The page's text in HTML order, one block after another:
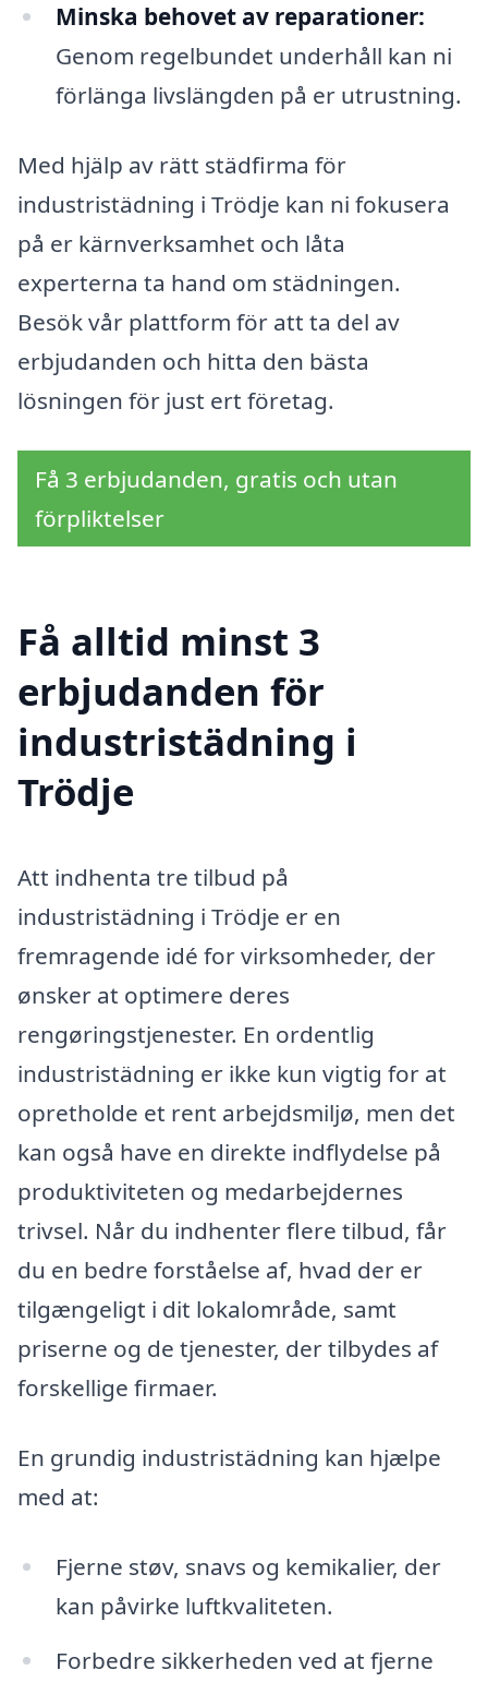
Minska behovet av reparationer:
Genom regelbundet underhåll kan ni
förlänga livslängden på er utrustning.
Med hjälp av rätt städfirma för
industristädning i Trödje kan ni fokusera
på er kärnverksamhet och låta
experterna ta hand om städningen.
Besök vår plattform för att ta del av
erbjudanden och hitta den bästa
lösningen för just ert företag.
Få 3 erbjudanden, gratis och utan
förpliktelser
Få alltid minst 3
erbjudanden för
industristädning i
Trödje
Att indhenta tre tilbud på
industristädning i Trödje er en
fremragende idé for virksomheder, der
ønsker at optimere deres
rengøringstjenester. En ordentlig
industristädning er ikke kun vigtig for at
opretholde et rent arbejdsmiljø, men det
kan også have en direkte indflydelse på
produktiviteten og medarbejdernes
trivsel. Når du indhenter flere tilbud, får
du en bedre forståelse af, hvad der er
tilgængeligt i dit lokalområde, samt
priserne og de tjenester, der tilbydes af
forskellige firmaer.
En grundig industristädning kan hjælpe
med at:
Fjerne støv, snavs og kemikalier, der
kan påvirke luftkvaliteten.
Forbedre sikkerheden ved at fjerne